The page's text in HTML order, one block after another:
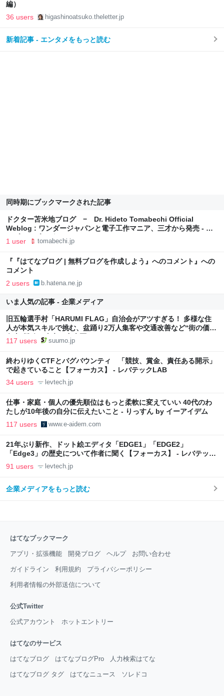
編）
36 users higashinoatsuko.theletter.jp
新着記事 - エンタメをもっと読む
同時期にブックマークされた記事
ドクター苫米地ブログ − Dr. Hideto Tomabechi Official
Weblog : ワンダージャパンと電子工作マニア、三才から発売 - ラ
イブドアブログ
1 user tomabechi.jp
『『はてなブログ | 無料ブログを作成しよう』へのコメント』への
コメント
2 users b.hatena.ne.jp
いま人気の記事 - 企業メディア
旧五輪選手村「HARUMI FLAG」自治会がアツすぎる！ 多様な住
人が本気スキルで挑む、盆踊り2万人集客や交通改善など“街の価値
向上”戦略 東京・中央区
117 users suumo.jp
終わりゆくCTFとバグバウンティ 「競技、賞金、責任ある開示」
で起きていること【フォーカス】 - レバテックLAB
34 users levtech.jp
仕事・家庭・個人の優先順位はもっと柔軟に変えていい 40代のわ
たしが10年後の自分に伝えたいこと - りっすん by イーアイデム
117 users www.e-aidem.com
21年ぶり新作、ドット絵エディタ「EDGE1」「EDGE2」
「Edge3」の歴史について作者に聞く【フォーカス】 - レバテック
LAB
91 users levtech.jp
企業メディアをもっと読む
はてなブックマーク
アプリ・拡張機能 開発ブログ ヘルプ お問い合わせ
ガイドライン 利用規約 プライバシーポリシー
利用者情報の外部送信について
公式Twitter
公式アカウント ホットエントリー
はてなのサービス
はてなブログ はてなブログPro 人力検索はてな
はてなブログ タグ はてなニュース ソレドコ